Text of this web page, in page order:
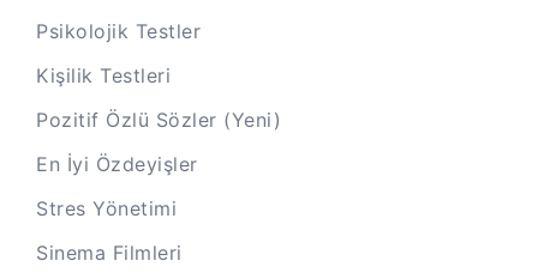
Psikolojik Testler
Kişilik Testleri
Pozitif Özlü Sözler (Yeni)
En İyi Özdeyişler
Stres Yönetimi
Sinema Filmleri